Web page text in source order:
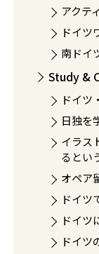
アクテ
ドイツ
南ドイ
Study &
ドイツ
日独を
イラス
るとい
オペア
ドイツ
ドイ
ドイツ